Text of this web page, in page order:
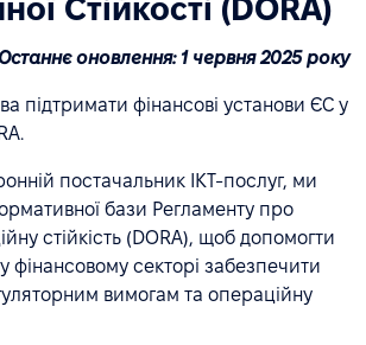
Стійкості (DORA)
Останнє оновлення: 1 червня 2025 року
підтримати фінансові установи ЄС у
постачальник ІКТ-послуг, ми
бази Регламенту про
стійкість (DORA), щоб допомогти
фінансовому секторі забезпечити
вимогам та операційну